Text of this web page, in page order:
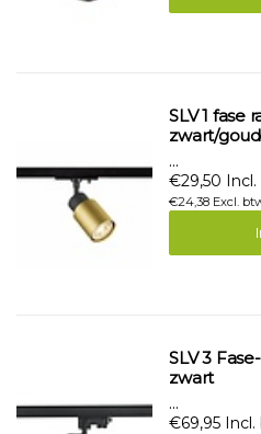
SLV 1 fase
zwart/goud
...
€29,50
€24,38 Excl.
SLV 3 Fase-
zwart
...
€69,95